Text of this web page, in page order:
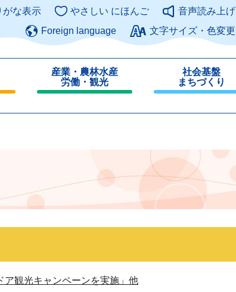
このページの本文へ
がな表示 やさしい にほんご
音声読み上げ
Foreign language
文字サイズ・色変更
産業・農林水産
労働・観光
じ
社会基盤
まちづくり
じ
ア観光キャンペーンを実施」他